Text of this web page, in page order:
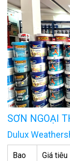
SƠN NGOẠI
Dulux
Bao
Giá tiêu